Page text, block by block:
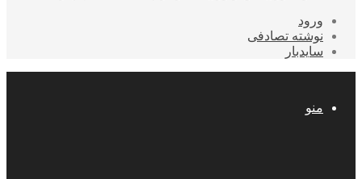
ورود
نوشته تصادفی
سایدبار
منو